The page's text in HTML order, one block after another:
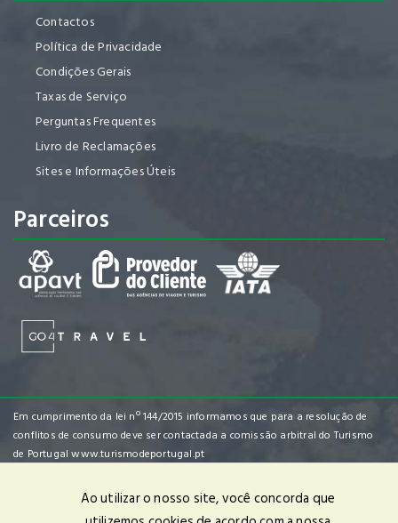
Contactos
Política de Privacidade
Condições Gerais
Taxas de Serviço
Perguntas Frequentes
Livro de Reclamações
Sites e Informações Úteis
Parceiros
Em cumprimento da lei nº 144/2015 informamos que para a resolução de
conflitos de consumo deve ser contactada a comissão arbitral do Turismo
de Portugalwww.turismodeportugal.pt
Ao utilizar o nosso site, você concorda que